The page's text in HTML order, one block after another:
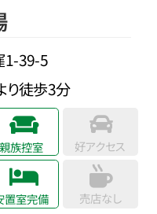
1-39-5
り徒歩3分
親族控室 好アクセス
置室完備 売店なし